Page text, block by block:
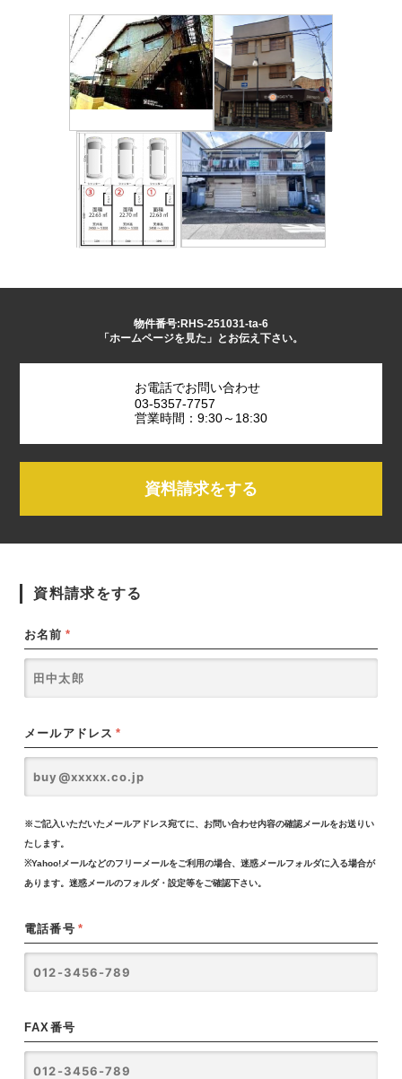
物件番号:RHS-251031-ta-6
「ホームページを見た」とお伝え下さい。
お電話でお問い合わせ
03-5357-7757
営業時間：9:30～18:30
資料請求をする
資料請求をする
お名前 *
メールアドレス *
※ご記入いただいたメールアドレス宛てに、お問い合わせ内容の確認メールをお送りい
たします。
※Yahoo!メールなどのフリーメールをご利用の場合、迷惑メールフォルダに入る場合が
あります。迷惑メールのフォルダ・設定等をご確認下さい。
電話番号 *
FAX番号